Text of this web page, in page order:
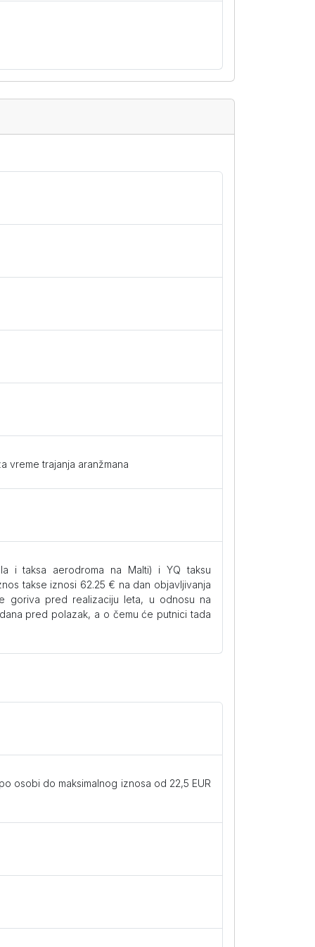
vreme trajanja aranžmana
i taksa aerodroma na Malti) i YQ taksu
takse iznosi 62.25 € na dan objavljivanja
goriva pred realizaciju leta, u odnosu na
pred polazak, a o čemu će putnici tada
osobi do maksimalnog iznosa od 22,5 EUR